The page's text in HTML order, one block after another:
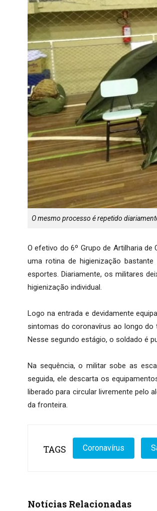
O mesmo processo é repetido
O efetivo do 6º Grupo de Artilharia de
uma rotina de higienização
esportes. Diariamente, os militares
higienização individual.
Logo na entrada e devidamente
sintomas do coronavírus ao longo do
Nesse segundo estágio, o soldado é
Na sequência, o militar sobe as
seguida, ele descarta os
liberado para circular livremente pelo
da fronteira.
TAGS Coronavírus
Notícias Relacionadas